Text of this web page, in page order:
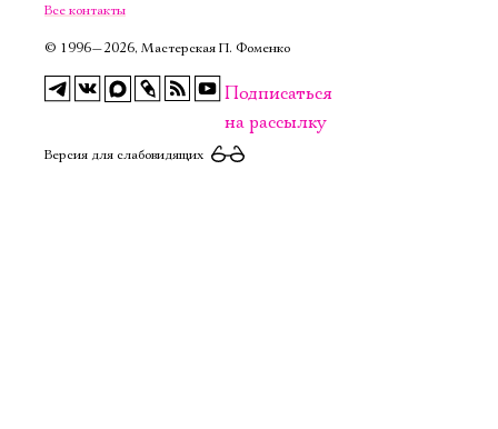
Все контакты
© 1996—2026, Мастерская П. Фоменко
Подписаться
на рассылку
Версия для слабовидящих